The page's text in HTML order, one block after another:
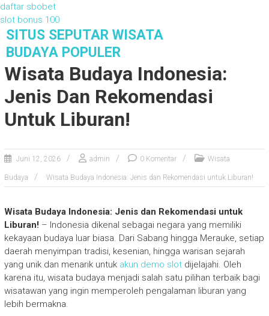
daftar sbobet
slot bonus 100
e
SITUS SEPUTAR WISATA
BUDAYA POPULER
Wisata Budaya Indonesia:
Jenis Dan Rekomendasi
Untuk Liburan!
Juni 12, 2026 admin 0 Komentar Wisata
Budaya Wisata Budaya Indonesia: Jenis dan Rekomendasi untuk Liburan!
Wisata Budaya Indonesia: Jenis dan Rekomendasi untuk
Liburan! – Indonesia dikenal sebagai negara yang memiliki
kekayaan budaya luar biasa. Dari Sabang hingga Merauke, setiap
daerah menyimpan tradisi, kesenian, hingga warisan sejarah
yang unik dan menarik untuk akun demo slotdijelajahi. Oleh
karena itu, wisata budaya menjadi salah satu pilihan terbaik bagi
wisatawan yang ingin memperoleh pengalaman liburan yang
lebih bermakna.